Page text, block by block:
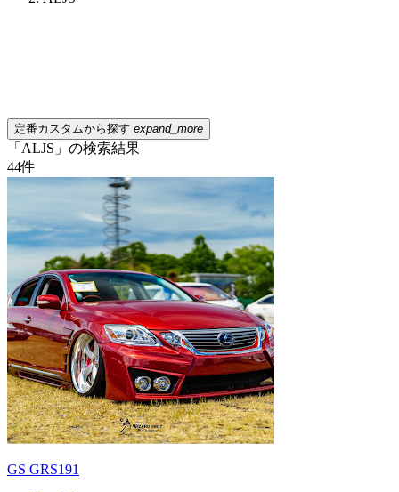
定番カスタムから探す expand_more
「ALJS」の検索結果
44件
GS GRS191